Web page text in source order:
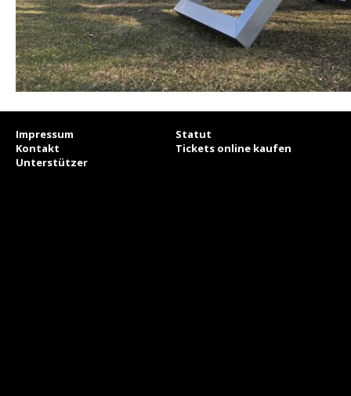
Impressum
Statut
Kontakt
Tickets online kaufen
Unterstützer